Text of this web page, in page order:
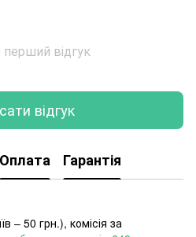
відгук
відгук
Оплата Гарантія
– 50 грн.), комісія за